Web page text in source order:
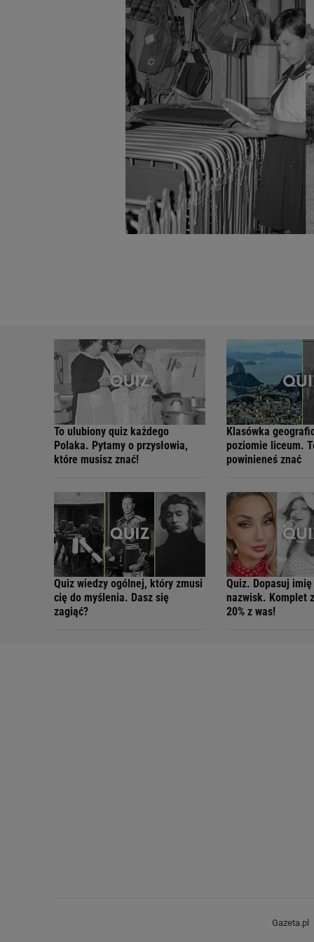
To ulubiony quiz każdego
Polaka. Pytamy o przysłowia,
które musisz znać!
Klasówka
poziomie liceum.
powinieneś znać
Quiz wiedzy ogólnej, który zmusi
cię do myślenia. Dasz się
zagiąć?
Quiz. Dopasuj
nazwisk. Komplet
20% z was!
Gazeta.pl
badnie odbiorców i